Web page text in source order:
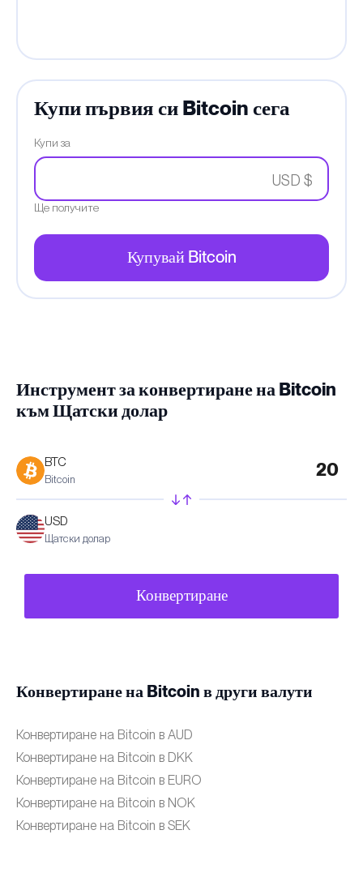
Купи първия си Bitcoin сега
Купи за
USD $
Ще получите
Купувай Bitcoin
Инструмент за конвертиране на Bitcoin
към Щатски долар
BTC
Bitcoin
USD
Щатски долар
Конвертиране
Конвертиране на Bitcoin в други валути
Конвертиране на Bitcoin в AUD
Конвертиране на Bitcoin в DKK
Конвертиране на Bitcoin в EURO
Конвертиране на Bitcoin в NOK
Конвертиране на Bitcoin в SEK